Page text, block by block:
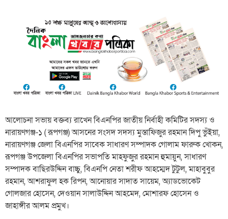
আলোচনা সভায় বক্তব্য রাখেন বিএনপির জাতীয় নির্বাহী কমিটির সদস্য ও
নারায়ণগঞ্জ-১ ( রূপগঞ্জ) আসনের সংসদ সদস্য মুস্তাফিজুর রহমান দিপু ভুঁইয়া,
নারায়ণগঞ্জ জেলা বিএনপির সাবেক সাধারণ সম্পাদক গোলাম ফারুক খোকন,
রূপগঞ্জ উপজেলা বিএনপির সভাপতি মাহফুজুর রহমান হুমায়ুন, সাধারণ
সম্পাদক বাছিরউদ্দিন বাচ্চু, বিএনপি নেতা শরীফ আহম্মেদ টুটুল, মাহাবুবুর
রহমান, আশরাফুল হক রিপন, আনোয়ার সাদাত সায়েম, অ্যাডভোকেট
গোলজার হোসেন, দেওয়ান সালাউদ্দিন আহমেদ, মোশারফ হোসেন ও
জাহাঙ্গীর আলম প্রমুখ।